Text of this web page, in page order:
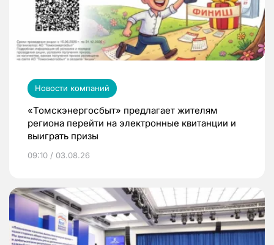
Новости компаний
«Томскэнергосбыт» предлагает жителям
региона перейти на электронные квитанции и
выиграть призы
09:10 / 03.08.26